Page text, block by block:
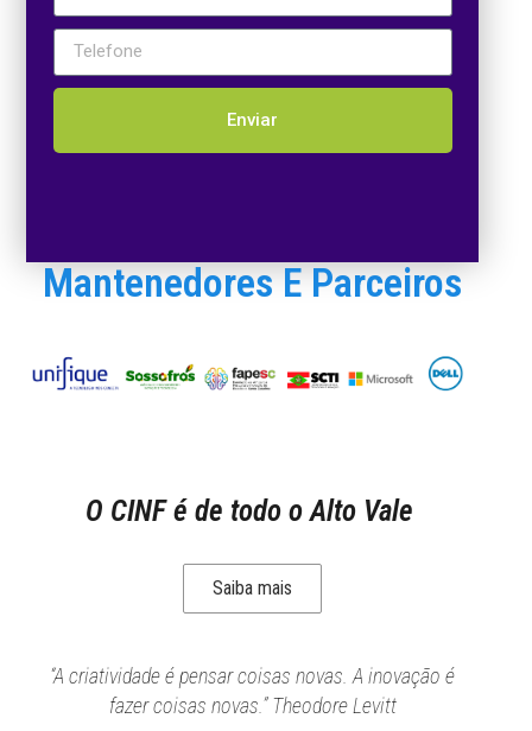
Enviar
Mantenedores E Parceiros
O CINF é de todo o Alto Vale
Saiba mais
“A criatividade é pensar coisas novas. A inovação é
fazer coisas novas.” Theodore Levitt